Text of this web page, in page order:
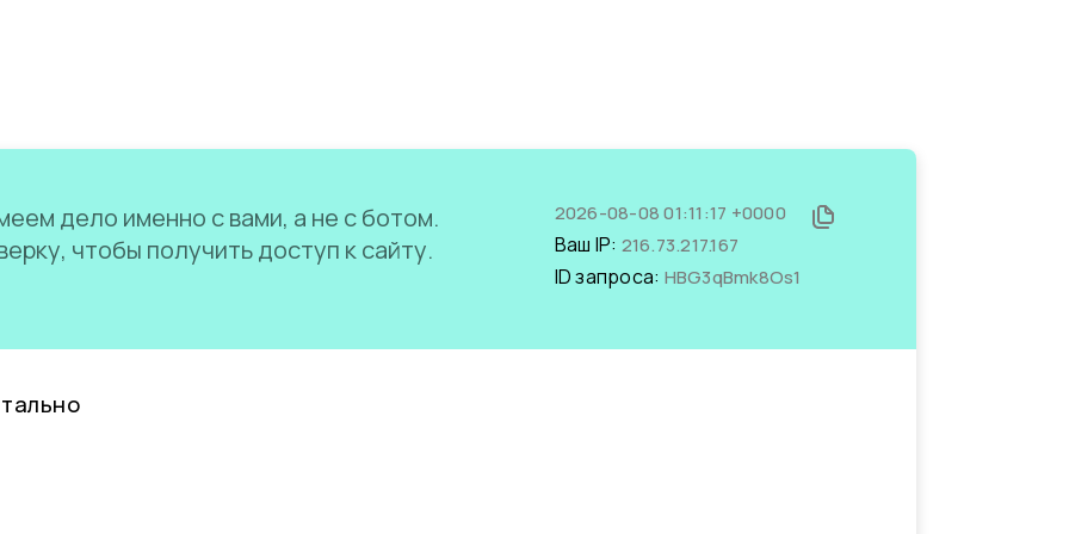
дело именно с вами, а не с ботом.
чтобы получить доступ к сайту.
2026-08-08 01:11:17 +0000
Ваш IP: 216.73.217.167
ID запроса: HBG3qBmk8Os1